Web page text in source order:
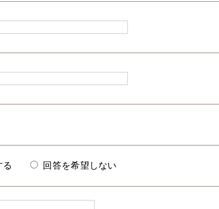
る 回答を希望しない